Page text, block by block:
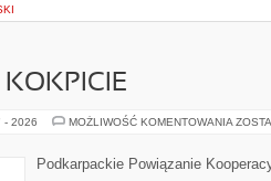
KOKPICIE
- 2026 MOŻLIWOŚĆ KOMENTOWANIA PILOCI
Podkarpackie Powiązanie